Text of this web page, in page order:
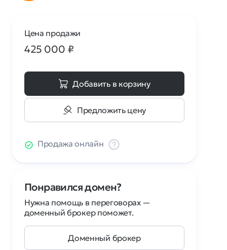
Цена продажи
425 000 ₽
Добавить в корзину
Предложить цену
Продажа онлайн
Понравился домен?
Нужна помощь в переговорах —
доменный брокер поможет.
Доменный брокер